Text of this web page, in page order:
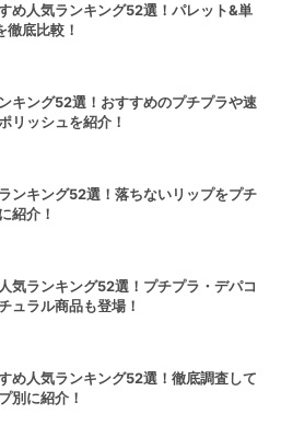
め人気ランキング52選！パレット&単
徹底比較！
キング52選！おすすめのプチプラや速
リッシュを紹介！
ンキング52選！落ちないリップをプチ
紹介！
気ランキング52選！プチプラ・デパコ
ュラル商品も登場！
め人気ランキング52選！徹底調査して
別に紹介！